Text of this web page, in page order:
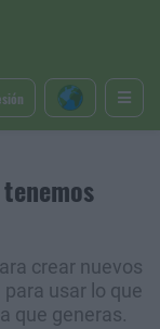
crear nuevos
usar lo que
que generas.